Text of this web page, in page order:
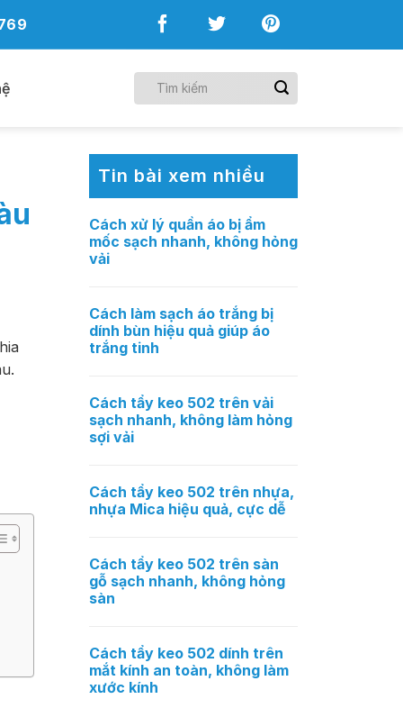
Tin bài xem nhiều
Cách xử lý quần áo bị ẩm
mốc sạch nhanh, không hỏng
vải
Cách làm sạch áo trắng bị
dính bùn hiệu quả giúp áo
trắng tinh
Cách tẩy keo 502 trên vải
sạch nhanh, không làm hỏng
sợi vải
Cách tẩy keo 502 trên nhựa,
nhựa Mica hiệu quả, cực dễ
Cách tẩy keo 502 trên sàn
gỗ sạch nhanh, không hỏng
sàn
Cách tẩy keo 502 dính trên
mắt kính an toàn, không làm
xước kính